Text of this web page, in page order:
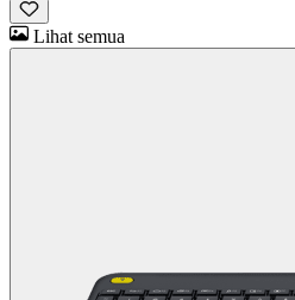
Lihat semua